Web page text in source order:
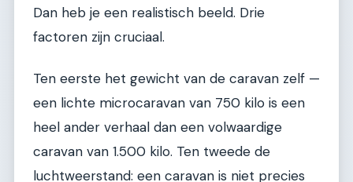
Dan heb je een realistisch beeld. Drie
factoren zijn cruciaal.
Ten eerste het gewicht van de caravan zelf —
een lichte microcaravan van 750 kilo is een
heel ander verhaal dan een volwaardige
caravan van 1.500 kilo. Ten tweede de
luchtweerstand: een caravan is niet precies